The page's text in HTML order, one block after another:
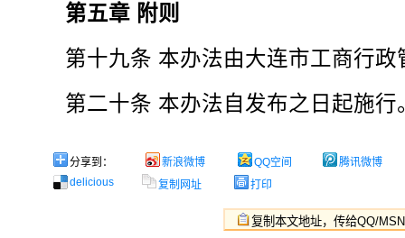
第五章 附则
第十九条 本办法由大连市工商行
第二十条 本办法自发布之日起施行
分享到： 新浪微博 QQ空间
腾讯微博
delicious
复制网址 打印